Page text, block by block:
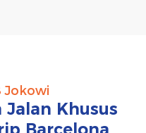
Jokowi
Khusus